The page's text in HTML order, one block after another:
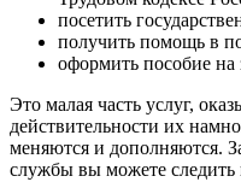
посетить
получить помощь в
оформить пособие на
Это малая часть услуг,
действительности их
меняются и дополняются.
службы вы можете следить